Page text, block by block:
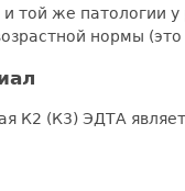
той же патологии
нормы
К2 (К3) ЭДТА